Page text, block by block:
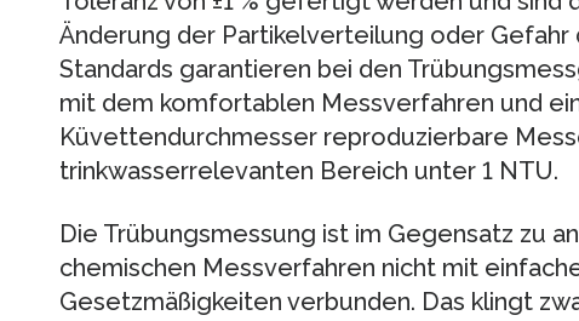
Änderung der Partikelverteilung oder Gefahr
Standards garantieren bei den
mit dem komfortablen Messverfahren und
Küvettendurchmesser reproduzierbare
trinkwasserrelevanten Bereich unter 1 NTU.
Die Trübungsmessung ist im Gegensatz zu
chemischen Messverfahren nicht mit
Gesetzmäßigkeiten verbunden. Das klingt